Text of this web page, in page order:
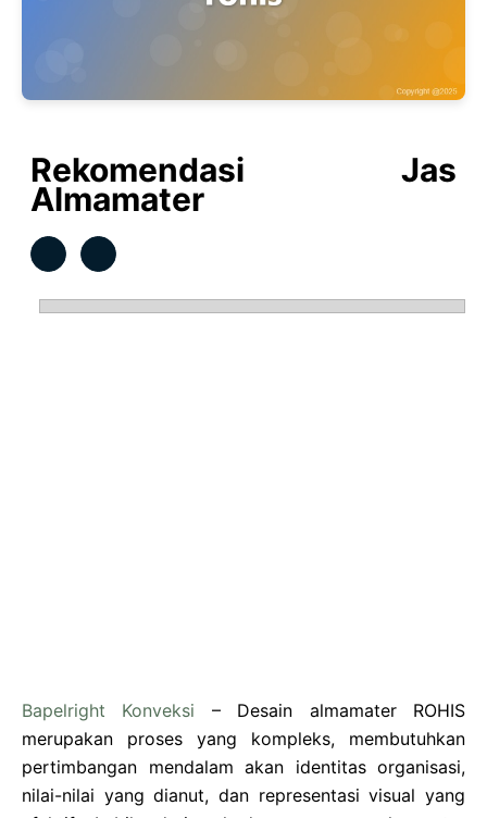
Rekomendasi Jas
Almamater
Bapelright Konveksi – Desain almamater ROHIS
merupakan proses yang kompleks, membutuhkan
pertimbangan mendalam akan identitas organisasi,
nilai-nilai yang dianut, dan representasi visual yang